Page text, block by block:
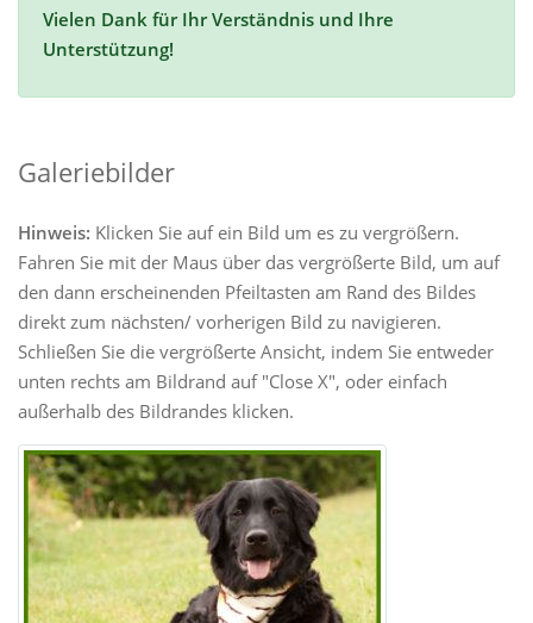
Vielen Dank für Ihr Verständnis und Ihre
Unterstützung!
Galeriebilder
Hinweis: Klicken Sie auf ein Bild um es zu vergrößern.
Fahren Sie mit der Maus über das vergrößerte Bild, um auf
den dann erscheinenden Pfeiltasten am Rand des Bildes
direkt zum nächsten/ vorherigen Bild zu navigieren.
Schließen Sie die vergrößerte Ansicht, indem Sie entweder
unten rechts am Bildrand auf "Close X", oder einfach
außerhalb des Bildrandes klicken.